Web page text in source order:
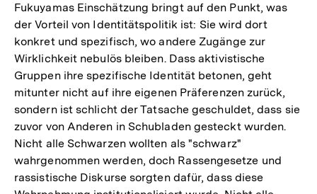
Fukuyamas Einschätzung bringt auf den Punkt, was
der Vorteil von Identitätspolitik ist: Sie wird dort
konkret und spezifisch, wo andere Zugänge zur
Wirklichkeit nebulös bleiben. Dass aktivistische
Gruppen ihre spezifische Identität betonen, geht
mitunter nicht auf ihre eigenen Präferenzen zurück,
sondern ist schlicht der Tatsache geschuldet, dass sie
zuvor von Anderen in Schubladen gesteckt wurden.
Nicht alle Schwarzen wollten als "schwarz"
wahrgenommen werden, doch Rassengesetze und
rassistische Diskurse sorgten dafür, dass diese